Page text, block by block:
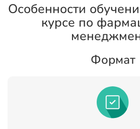
Особенности
курсе по
Формат